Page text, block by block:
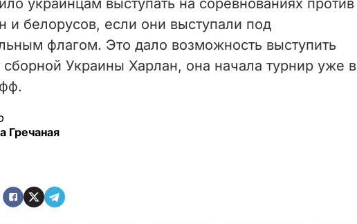
и белорусов, если они выступали под
флагом. Это дало возможность выступить
сборной Украины Харлан, она начала турнир уже в
Гречаная